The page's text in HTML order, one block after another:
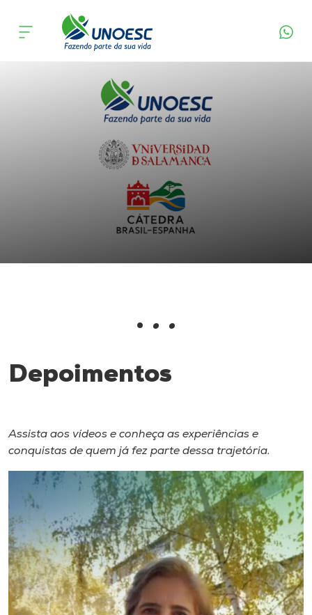
Cursos
Atendimento ao Estudante
Unoesc
Diplomados
Biblioteca
Editora
Rádio
Depoimentos
• • •
Depoimentos
Assista aos vídeos e conheça as experiências e
conquistas de quem já fez parte dessa trajetória.